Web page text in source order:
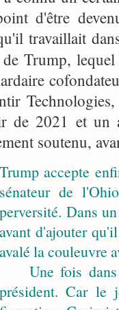
d'être
travaillait
de Trump,
de 2021 et un
soutenu,
Trump accepte
sénateur de
perversité. Dans
avant d'ajouter
avalé la couleuvre
Une fois dans
président. Car le